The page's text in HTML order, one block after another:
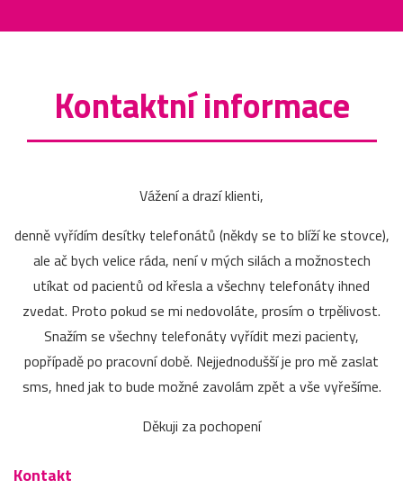
Kontaktní informace
Vážení a drazí klienti,
denně vyřídím desítky telefonátů (někdy se to blíží ke stovce),
ale ač bych velice ráda, není v mých silách a možnostech
utíkat od pacientů od křesla a všechny telefonáty ihned
zvedat. Proto pokud se mi nedovoláte, prosím o trpělivost.
Snažím se všechny telefonáty vyřídit mezi pacienty,
popřípadě po pracovní době. Nejjednodušší je pro mě zaslat
sms, hned jak to bude možné zavolám zpět a vše vyřešíme.
Děkuji za pochopení
Kontakt